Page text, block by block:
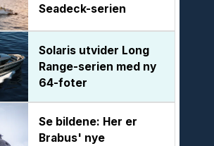
Seadeck-serien
Solaris utvider Long
Range-serien med ny
64-foter
Se bildene: Her er
Brabus' nye